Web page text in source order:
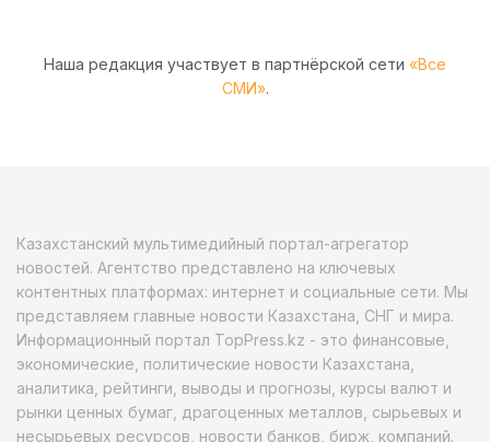
Наша редакция участвует в партнёрской сети «Все
СМИ».
Казахстанский мультимедийный портал-агрегатор
новостей. Агентство представлено на ключевых
контентных платформах: интернет и социальные сети. Мы
представляем главные новости Казахстана, СНГ и мира.
Информационный портал TopPress.kz - это финансовые,
экономические, политические новости Казахстана,
аналитика, рейтинги, выводы и прогнозы, курсы валют и
рынки ценных бумаг, драгоценных металлов, сырьевых и
несырьевых ресурсов, новости банков, бирж, компаний.